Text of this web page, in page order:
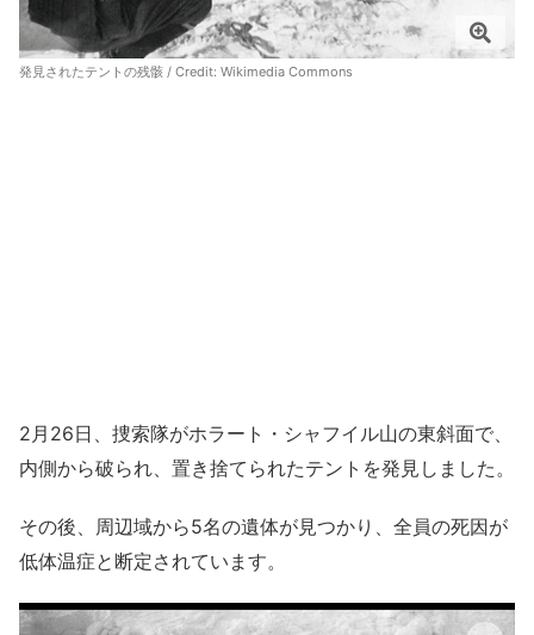
発見されたテントの残骸 / Credit: Wikimedia Commons
2月26日、捜索隊がホラート・シャフイル山の東斜面で、
内側から破られ、置き捨てられたテントを発見しました。
その後、周辺域から5名の遺体が見つかり、全員の死因が
低体温症と断定されています。